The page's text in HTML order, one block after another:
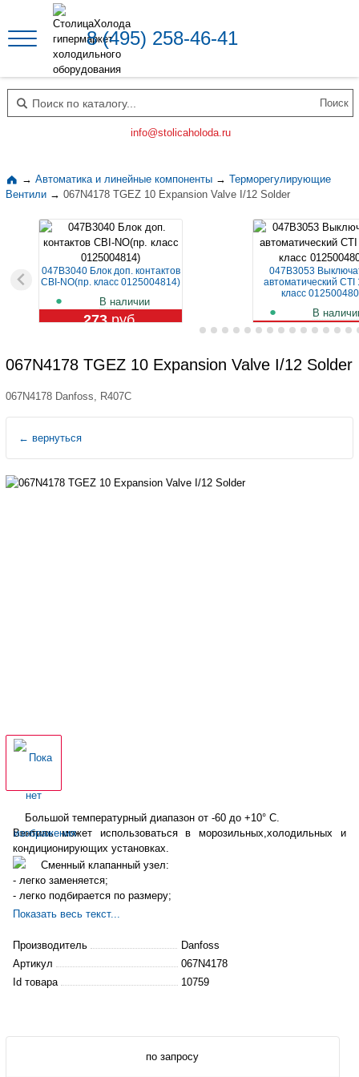
8 (495) 258-46-41
Поиск по каталогу
info@stolicaholoda.ru
→ Автоматика и линейные компоненты → Терморегулирующие
Вентили → 067N4178 TGEZ 10 Expansion Valve I/12 Solder
047B3040 Блок доп. контактов
CBI-NO(пр. класс 0125004814)
В наличии
273руб.
047B3053
автоматический CTI
класс
В
1 129 руб.
067N4178 TGEZ 10 Expansion Valve I/12 Solder
067N4178 Danfoss, R407C
← вернуться
Большой температурный диапазон от -60 до +10° С.
Вентиль может использоваться в морозильных,холодильных и
кондиционирующих установках.
Сменный клапанный узел:
- легко заменяется;
- легко подбирается по размеру;
- проще обслуживается.
для R22.
Могут поставляться с максимальным давлением
Защищают электродвигатель компрессора от чрезмерно
- Быстро и легко устанавливается.
- Хорошо передает тепло от трубопровода к термобаллону.
Показать весь текст...
Производитель
Danfoss
Артикул
067N4178
Id товара
10759
по запросу